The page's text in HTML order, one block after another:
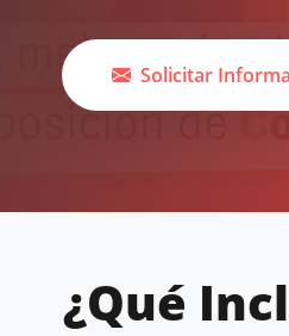
Solicitar
¿Qué